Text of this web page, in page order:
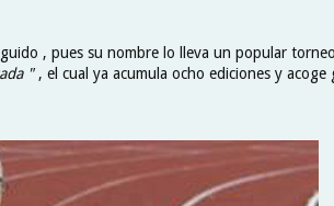
, pues su nombre lo lleva un popular
", el cual ya acumula ocho ediciones y acoge